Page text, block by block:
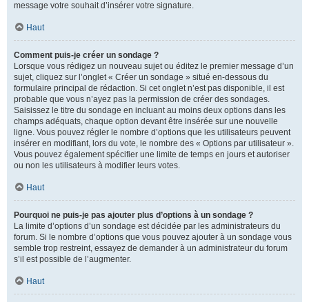
message votre souhait d’insérer votre signature.
Haut
Comment puis-je créer un sondage ?
Lorsque vous rédigez un nouveau sujet ou éditez le premier message d’un
sujet, cliquez sur l’onglet « Créer un sondage » situé en-dessous du
formulaire principal de rédaction. Si cet onglet n’est pas disponible, il est
probable que vous n’ayez pas la permission de créer des sondages.
Saisissez le titre du sondage en incluant au moins deux options dans les
champs adéquats, chaque option devant être insérée sur une nouvelle
ligne. Vous pouvez régler le nombre d’options que les utilisateurs peuvent
insérer en modifiant, lors du vote, le nombre des « Options par utilisateur ».
Vous pouvez également spécifier une limite de temps en jours et autoriser
ou non les utilisateurs à modifier leurs votes.
Haut
Pourquoi ne puis-je pas ajouter plus d’options à un sondage ?
La limite d’options d’un sondage est décidée par les administrateurs du
forum. Si le nombre d’options que vous pouvez ajouter à un sondage vous
semble trop restreint, essayez de demander à un administrateur du forum
s’il est possible de l’augmenter.
Haut